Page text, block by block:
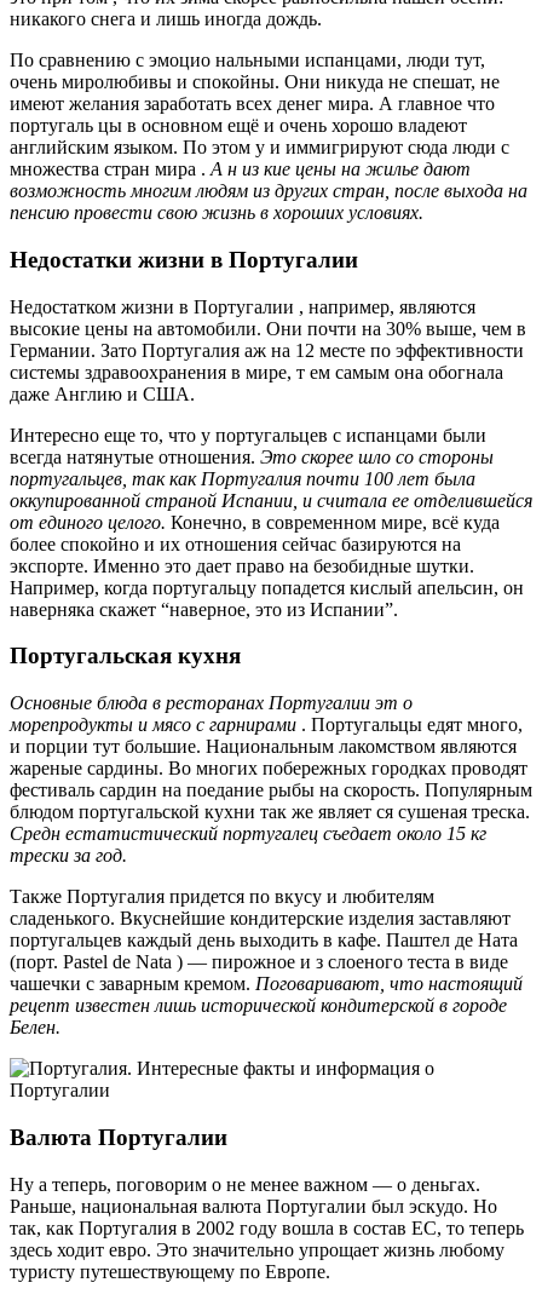
никакого снега и лишь иногда дождь.
По сравнению с эмоцио нальными испанцами, люди тут,
очень миролюбивы и спокойны. Они никуда не спешат, не
имеют желания заработать всех денег мира. А главное что
португаль цы в основном ещё и очень хорошо владеют
английским языком. По этом у и иммигрируют сюда люди с
множества стран мира . А н из кие цены на жилье дают
возможность многим людям из других стран, после выхода на
пенсию провести свою жизнь в хороших условиях.
Недостатки жизни в Португалии
Недостатком жизни в Португалии , например, являются
высокие цены на автомобили. Они почти на 30% выше, чем в
Германии. Зато Португалия аж на 12 месте по эффективности
системы здравоохранения в мире, т ем самым она обогнала
даже Англию и США.
Интересно еще то, что у португальцев с испанцами были
всегда натянутые отношения. Это скорее шло со стороны
португальцев, так как Португалия почти 100 лет была
оккупированной страной Испании, и считала ее отделившейся
от единого целого. Конечно, в современном мире, всё куда
более спокойно и их отношения сейчас базируются на
экспорте. Именно это дает право на безобидные шутки.
Например, когда португальцу попадется кислый апельсин, он
наверняка скажет “наверное, это из Испании”.
Португальская кухня
Основные блюда в ресторанах Португалии эт о
морепродукты и мясо с гарнирами . Португальцы едят много,
и порции тут большие. Национальным лакомством являются
жареные сардины. Во многих побережных городках проводят
фестиваль сардин на поедание рыбы на скорость. Популярным
блюдом португальской кухни так же являет ся сушеная треска.
Средн естатистический португалец съедает около 15 кг
трески за год.
Также Португалия придется по вкусу и любителям
сладенького. Вкуснейшие кондитерские изделия заставляют
португальцев каждый день выходить в кафе. Паштел де Ната
(порт. Pastel de Nata ) — пирожное и з слоеного теста в виде
чашечки с заварным кремом. Поговаривают, что настоящий
рецепт известен лишь исторической кондитерской в городе
Белен.
Валюта Португалии
Ну а теперь, поговорим о не менее важном — о деньгах.
Раньше, национальная валюта Португалии был эскудо. Но
так, как Португалия в 2002 году вошла в состав ЕС, то теперь
здесь ходит евро. Это значительно упрощает жизнь любому
туристу путешествующему по Европе.